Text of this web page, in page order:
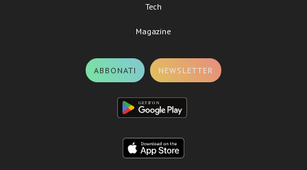
Tech
Magazine
ABBONATI NEWSLETTER